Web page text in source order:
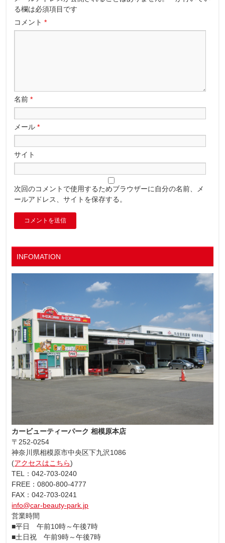
る欄は必須項目です
コメント*
名前*
メール*
サイト
次回のコメントで使用するためブラウザーに自分の名前、メ
ールアドレス、サイトを保存する。
INFOMATION
カービューティーパーク 相模原本店
〒252-0254
神奈川県相模原市中央区下九沢1086
(アクセスはこちら)
TEL：042-703-0240
FREE：0800-800-4777
FAX：042-703-0241
info@car-beauty-park.jp
営業時間
■平日 午前10時～午後7時
■土日祝 午前9時～午後7時